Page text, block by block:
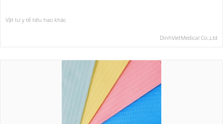
Vật tư y tế tiêu hao khác
DinhVietMedical Co.,Ltd